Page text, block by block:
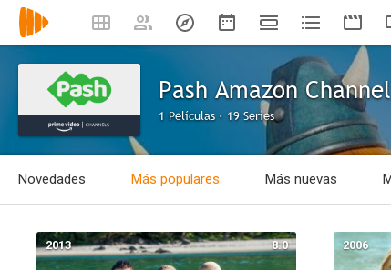
Pash Amazon Channel
1 Películas · 19 Series
Novedades Más populares Más nuevas
8.0
2013 2006